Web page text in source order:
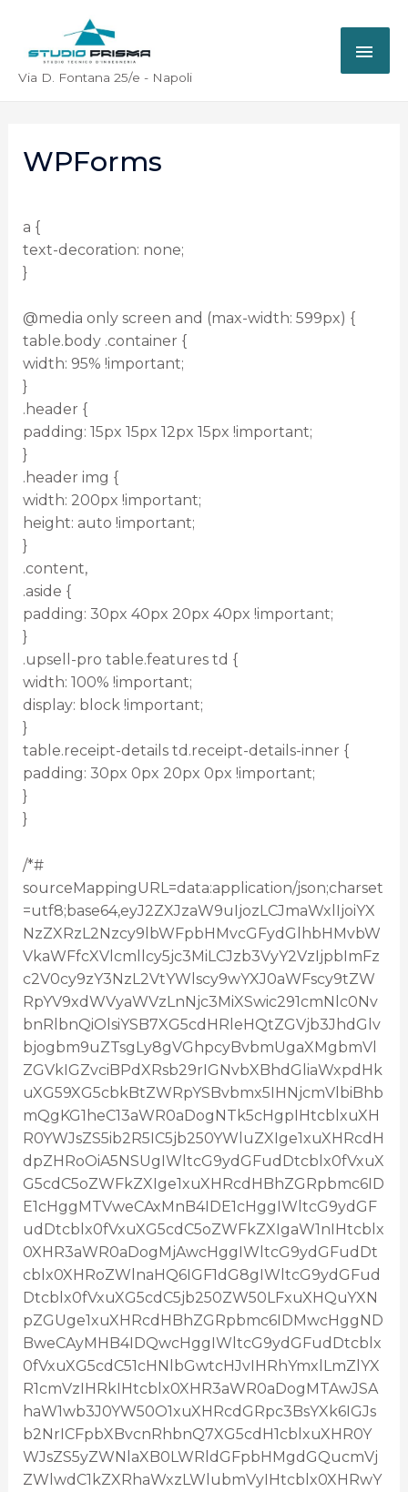
Via D. Fontana 25/e - Napoli
WPForms
a {
text-decoration: none;
}
@media only screen and (max-width: 599px) {
table.body .container {
width: 95% !important;
}
.header {
padding: 15px 15px 12px 15px !important;
}
.header img {
width: 200px !important;
height: auto !important;
}
.content,
.aside {
padding: 30px 40px 20px 40px !important;
}
.upsell-pro table.features td {
width: 100% !important;
display: block !important;
}
table.receipt-details td.receipt-details-inner {
padding: 30px 0px 20px 0px !important;
}
}
/*#
sourceMappingURL=data:application/json;charset
=utf8;base64,eyJ2ZXJzaW9uIjozLCJmaWxlIjoiYX
NzZXRzL2Nzcy9lbWFpbHMvcGFydGlhbHMvbW
VkaWFfcXVlcmllcy5jc3MiLCJzb3VyY2VzIjpbImFz
c2V0cy9zY3NzL2VtYWlscy9wYXJ0aWFscy9tZW
RpYV9xdWVyaWVzLnNjc3MiXSwic291cmNlc0Nv
bnRlbnQiOlsiYSB7XG5cdHRleHQtZGVjb3JhdGlv
bjogbm9uZTsgLy8gVGhpcyBvbmUgaXMgbmVl
ZGVkIGZvciBPdXRsb29rIGNvbXBhdGliaWxpdHk
uXG59XG5cbkBtZWRpYSBvbmx5IHNjcmVlbiBhb
mQgKG1heC13aWR0aDogNTk5cHgpIHtcblxuXH
R0YWJsZS5ib2R5IC5jb250YWluZXIge1xuXHRcdH
dpZHRoOiA5NSUgIWltcG9ydGFudDtcblx0fVxuX
G5cdC5oZWFkZXIge1xuXHRcdHBhZGRpbmc6ID
E1cHggMTVweCAxMnB4IDE1cHggIWltcG9ydGF
udDtcblx0fVxuXG5cdC5oZWFkZXIgaW1nIHtcblx
0XHR3aWR0aDogMjAwcHggIWltcG9ydGFudDt
cblx0XHRoZWlnaHQ6IGF1dG8gIWltcG9ydGFud
Dtcblx0fVxuXG5cdC5jb250ZW50LFxuXHQuYXN
pZGUge1xuXHRcdHBhZGRpbmc6IDMwcHggND
BweCAyMHB4IDQwcHggIWltcG9ydGFudDtcblx
0fVxuXG5cdC51cHNlbGwtcHJvIHRhYmxlLmZlYX
R1cmVzIHRkIHtcblx0XHR3aWR0aDogMTAwJSA
haW1wb3J0YW50O1xuXHRcdGRpc3BsYXk6IGJs
b2NrICFpbXBvcnRhbnQ7XG5cdH1cblxuXHR0Y
WJsZS5yZWNlaXB0LWRldGFpbHMgdGQucmVj
ZWlwdC1kZXRhaWxzLWlubmVyIHtcblx0XHRwY